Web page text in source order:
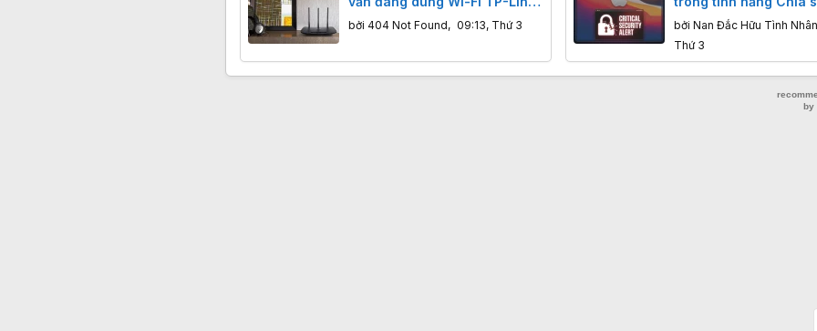
đời cũ
bởi 404 Not Found, 09:13, Thứ 3
hình của macOS có
phép tin tặc chiếm
khiển máy Mac từ xa
bởi Nan Đắc Hữu Tình Nhân
Thứ 3